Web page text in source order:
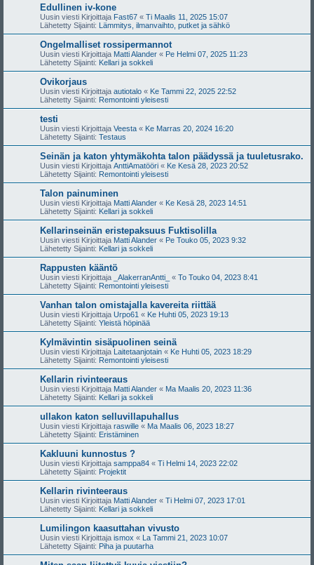
Edullinen iv-kone
Uusin viesti Kirjoittaja Fast67 « Ti Maalis 11, 2025 15:07
Lähetetty Sijainti: Lämmitys, ilmanvaihto, putket ja sähkö
Ongelmalliset rossipermannot
Uusin viesti Kirjoittaja Matti Alander « Pe Helmi 07, 2025 11:23
Lähetetty Sijainti: Kellari ja sokkeli
Ovikorjaus
Uusin viesti Kirjoittaja autiotalo « Ke Tammi 22, 2025 22:52
Lähetetty Sijainti: Remontointi yleisesti
testi
Uusin viesti Kirjoittaja Veesta « Ke Marras 20, 2024 16:20
Lähetetty Sijainti: Testaus
Seinän ja katon yhtymäkohta talon päädyssä ja tuuletusrako.
Uusin viesti Kirjoittaja AnttiAmatööri « Ke Kesä 28, 2023 20:52
Lähetetty Sijainti: Remontointi yleisesti
Talon painuminen
Uusin viesti Kirjoittaja Matti Alander « Ke Kesä 28, 2023 14:51
Lähetetty Sijainti: Kellari ja sokkeli
Kellarinseinän eristepaksuus Fuktisolilla
Uusin viesti Kirjoittaja Matti Alander « Pe Touko 05, 2023 9:32
Lähetetty Sijainti: Kellari ja sokkeli
Rappusten kääntö
Uusin viesti Kirjoittaja _AlakerranAntti_ « To Touko 04, 2023 8:41
Lähetetty Sijainti: Remontointi yleisesti
Vanhan talon omistajalla kavereita riittää
Uusin viesti Kirjoittaja Urpo61 « Ke Huhti 05, 2023 19:13
Lähetetty Sijainti: Yleistä höpinää
Kylmävintin sisäpuolinen seinä
Uusin viesti Kirjoittaja Laitetaanjotain « Ke Huhti 05, 2023 18:29
Lähetetty Sijainti: Remontointi yleisesti
Kellarin rivinteeraus
Uusin viesti Kirjoittaja Matti Alander « Ma Maalis 20, 2023 11:36
Lähetetty Sijainti: Kellari ja sokkeli
ullakon katon selluvillapuhallus
Uusin viesti Kirjoittaja raswille « Ma Maalis 06, 2023 18:27
Lähetetty Sijainti: Eristäminen
Kakluuni kunnostus ?
Uusin viesti Kirjoittaja samppa84 « Ti Helmi 14, 2023 22:02
Lähetetty Sijainti: Projektit
Kellarin rivinteeraus
Uusin viesti Kirjoittaja Matti Alander « Ti Helmi 07, 2023 17:01
Lähetetty Sijainti: Kellari ja sokkeli
Lumilingon kaasuttahan vivusto
Uusin viesti Kirjoittaja ismox « La Tammi 21, 2023 10:07
Lähetetty Sijainti: Piha ja puutarha